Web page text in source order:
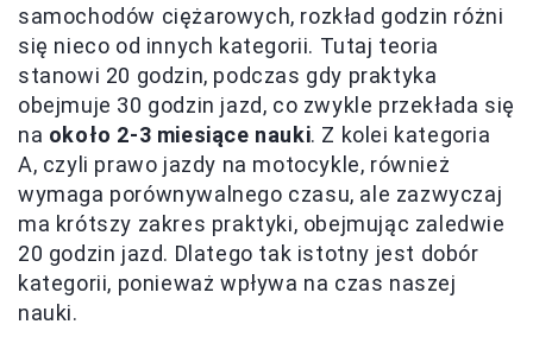
samochodów ciężarowych, rozkład godzin różni
się nieco od innych kategorii. Tutaj teoria
stanowi 20 godzin, podczas gdy praktyka
obejmuje 30 godzin jazd, co zwykle przekłada się
na około 2-3 miesiące nauki. Z kolei kategoria
A, czyli prawo jazdy na motocykle, również
wymaga porównywalnego czasu, ale zazwyczaj
ma krótszy zakres praktyki, obejmując zaledwie
20 godzin jazd. Dlatego tak istotny jest dobór
kategorii, ponieważ wpływa na czas naszej
nauki.